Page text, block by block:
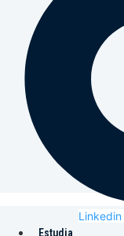
Linkedin
Estudia